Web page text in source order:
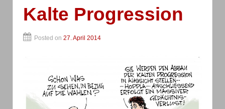
Kalte Progression
Posted on 27. April 2014